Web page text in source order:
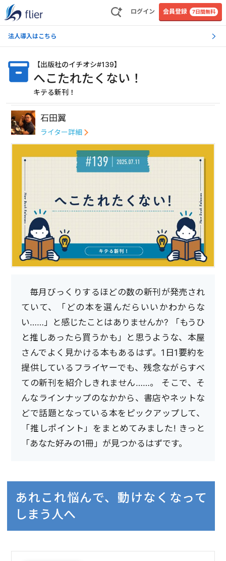
ログイン 会員登録 7日間無料
法人導入はこちら
【出版社のイチオシ#139】
へこたれたくない！
キテる新刊！
石田翼
ライター詳細
毎月びっくりするほどの数の新刊が発売され
ていて、「どの本を選んだらいいかわからな
い……」と感じたことはありませんか? 「もうひ
と推しあったら買うかも」と思うような、本屋
さんでよく見かける本もあるはず。1日1要約を
提供しているフライヤーでも、残念ながらすべ
ての新刊を紹介しきれません……。 そこで、そ
んなラインナップのなかから、書店やネットな
どで話題となっている本をピックアップして、
「推しポイント」をまとめてみました! きっと
「あなた好みの1冊」が見つかるはずです。
あれこれ悩んで、動けなくなって
しまう人へ